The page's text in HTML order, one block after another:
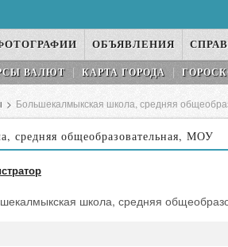
ОБЪЯВЛЕНИЯ
ВАЛЮТ КАРТА ГОРОДА
> Большекалмыкская школа, средняя
средняя общеобразовательная, МОУ
школа, средняя